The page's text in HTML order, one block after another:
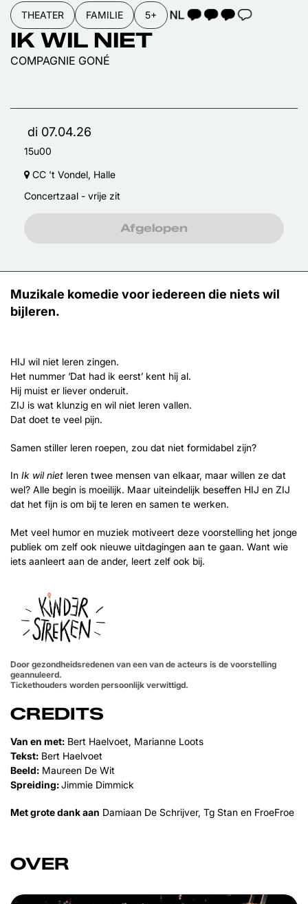
THEATER FAMILIE 5+ TAALICOON 3
IK WIL NIET
COMPAGNIE GONÉ
di 07.04.26
15u00
CC 't Vondel, Halle
Concertzaal - vrije zit
Afgelopen
Muzikale komedie voor iedereen die niets wil
bijleren.
HIJ wil niet leren zingen.
Het nummer ‘Dat had ik eerst’ kent hij al.
Hij muist er liever onderuit.
ZIJ is wat klunzig en wil niet leren vallen.
Dat doet te veel pijn.
Samen stiller leren roepen, zou dat niet formidabel zijn?
In Ik wil niet leren twee mensen van elkaar, maar willen ze dat
wel? Alle begin is moeilijk. Maar uiteindelijk beseffen HIJ en ZIJ
dat het fijn is om bij te leren en samen te werken.
Met veel humor en muziek motiveert deze voorstelling het jonge
publiek om zelf ook nieuwe uitdagingen aan te gaan. Want wie
iets aanleert aan de ander, leert zelf ook bij.
Door gezondheidsredenen van een van de acteurs is de voorstelling
geannuleerd.
Tickethouders worden persoonlijk verwittigd.
CREDITS
Van en met: Bert Haelvoet, Marianne Loots
Tekst: Bert Haelvoet
Beeld: Maureen De Wit
Spreiding:Jimmie Dimmick
Met grote dank aan Damiaan De Schrijver, Tg Stan en FroeFroe
OVER